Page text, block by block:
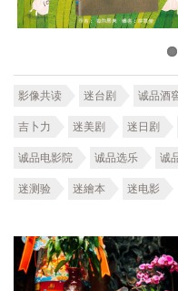
影像共读 迷台剧 诚品酒
吉卜力 迷美剧 迷日剧
诚品电影院 诚品选乐 诚
迷测验 迷繪本 迷电影